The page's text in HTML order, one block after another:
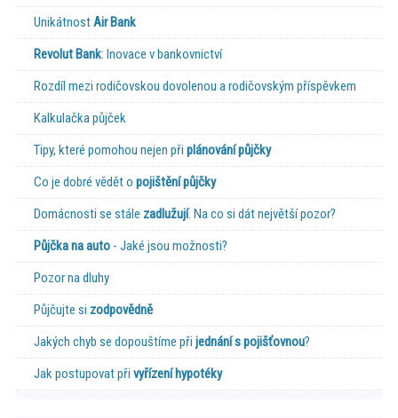
UnikátnostAir Bank
Revolut Bank: Inovace v bankovnictví
Rozdíl mezi rodičovskou dovolenou a rodičovským příspěvkem
Kalkulačka půjček
Tipy, které pomohou nejen při plánování půjčky
Co je dobré vědět o pojištění půjčky
Domácnosti se stále zadlužují. Na co si dát největší pozor?
Půjčka na auto- Jaké jsou možnosti?
Pozor na dluhy
Půjčujte si zodpovědně
Jakých chyb se dopouštíme při jednání s pojišťovnou?
Jak postupovat při vyřízení hypotéky